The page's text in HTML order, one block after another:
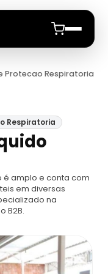
Protecao Respiratoria
Respiratoria
é amplo e conta com
em diversas
na
B2B.